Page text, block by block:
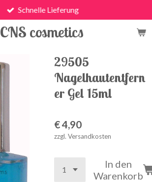
CNS cosmetics
Schnelle Lieferung
29505
Nagelhautentfern
er Gel 15ml
€ 4,90
zzgl. Versandkosten
In den
Warenkorb